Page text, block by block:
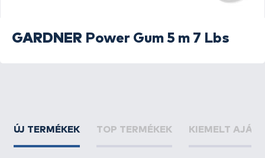
GARDNER Power Gum 5 m 7 Lbs
ÚJ TERMÉKEK TOP TERMÉKEK KIEMELT